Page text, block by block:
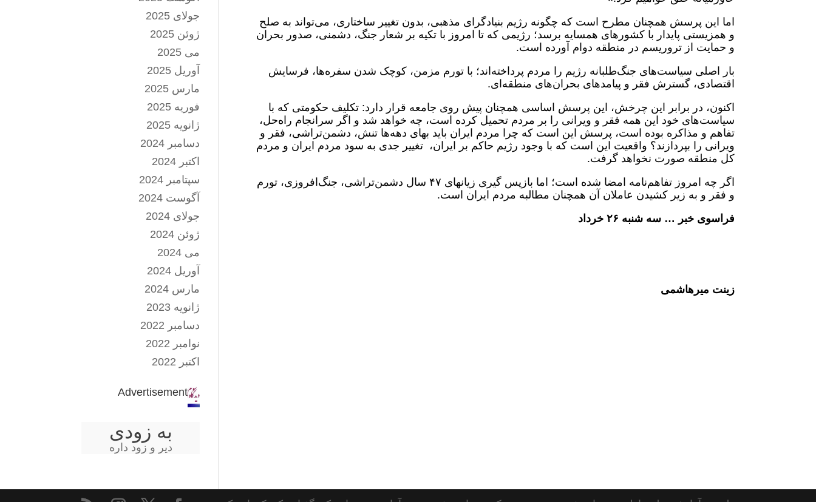
اما این پرسش همچنان مطرح است که چگونه رژیم بنیادگرای مذهبی، بدون تغییر ساختاری، می‌تواند به صلح
و همزیستی پایدار با کشورهای همسایه برسد؛ رژیمی که تا امروز با تکیه بر شعار جنگ، دشمنی، صدور بحران
و حمایت از تروریسم در منطقه دوام آورده است.
بار اصلی سیاست‌های جنگ‌طلبانه رژیم را مردم پرداخته‌اند؛ با تورم مزمن، کوچک شدن سفره‌ها، فرسایش
اقتصادی، گسترش فقر و پیامدهای بحران‌های منطقه‌ای.
اکنون، در برابر این چرخش، این پرسش اساسی همچنان پیش روی جامعه قرار دارد: تکلیف حکومتی که با
سیاست‌های خود این همه فقر و ویرانی را بر مردم تحمیل کرده است، چه خواهد شد و اگر سرانجام راه‌حل،
تفاهم و مذاکره بوده است، پرسش این است که چرا مردم ایران باید بهای دهه‌ها تنش، دشمن‌تراشی، فقر و
ویرانی را بپردازند؟ واقعیت این است که با وجود رژیم حاکم بر ایران، تغییر جدی به سود مردم ایران و مردم
کل منطقه صورت نخواهد گرفت.
اگر چه امروز تفاهم‌نامه امضا شده است؛ اما بازپس گیری زیانهای ۴۷ سال دشمن‌تراشی، جنگ‌افروزی، تورم
و فقر و به زیر کشیدن عاملان آن همچنان مطالبه مردم ایران است.
فراسوی خبر … سه شنبه ۲۶ خرداد
زینت میرهاشمی
جولای 2025
ژوئن 2025
می 2025
آوریل 2025
مارس 2025
فوریه 2025
ژانویه 2025
دسامبر 2024
اکتبر 2024
سپتامبر 2024
آگوست 2024
جولای 2024
ژوئن 2024
می 2024
آوریل 2024
مارس 2024
ژانویه 2023
دسامبر 2022
نوامبر 2022
اکتبر 2022
Advertisement
به زودی
دیر و زود داره